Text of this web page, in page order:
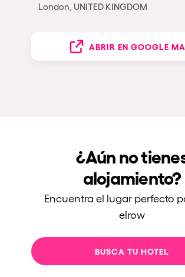
London, UNITED KINGDOM
ABRIR EN GOOGLE
¿Aún no
alojamiento?
Encuentra el lugar perfecto
elrow
BUSCA TU HOTEL